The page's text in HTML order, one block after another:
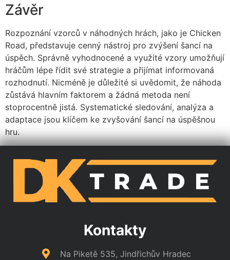
Závěr
Rozpoznání vzorců v náhodných hrách, jako je Chicken
Road, představuje cenný nástroj pro zvýšení šancí na
úspěch. Správně vyhodnocené a využité vzory umožňují
hráčům lépe řídit své strategie a přijímat informovaná
rozhodnutí. Nicméně je důležité si uvědomit, že náhoda
zůstává hlavním faktorem a žádná metoda není
stoprocentně jistá. Systematické sledování, analýza a
adaptace jsou klíčem ke zvyšování šancí na úspěšnou
hru.
Kontakty
Na Piketě 535, Jindřichův Hradec